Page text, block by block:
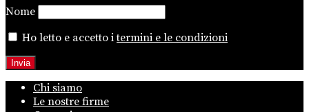
Nome
Ho letto e accetto itermini e le condizioni
Chi siamo
Le nostre firme